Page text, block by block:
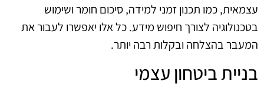
עצמאית, כמו תכנון זמני למידה, סיכום חומר ושימוש
בטכנולוגיה לצורך חיפוש מידע. כל אלו יאפשרו לעבור את
המעבר בהצלחה ובקלות רבה יותר.
בניית ביטחון עצמי